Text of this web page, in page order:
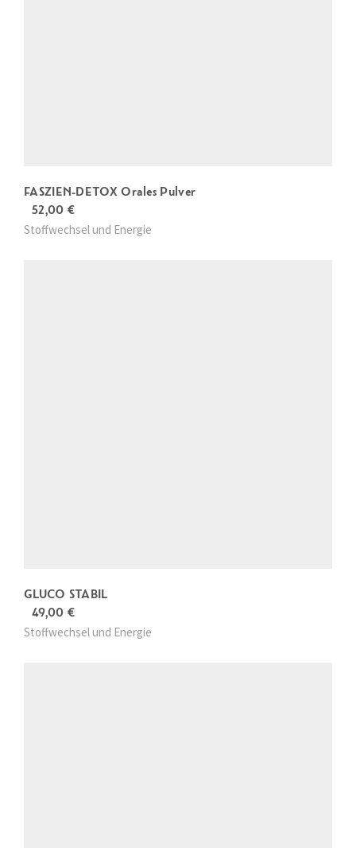
FASZIEN-DETOX Orales Pulver
52,00 €
Stoffwechsel und Energie
GLUCO STABIL
49,00 €
Stoffwechsel und Energie